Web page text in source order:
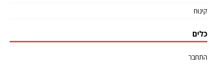
קינוח
כלים
התחבר